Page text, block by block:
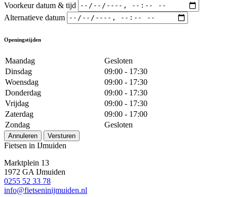
Voorkeur datum & tijd
Alternatieve datum
Openingstijden
Maandag
Gesloten
Dinsdag
09:00 - 17:30
Woensdag
09:00 - 17:30
Donderdag
09:00 - 17:30
Vrijdag
09:00 - 17:30
Zaterdag
09:00 - 17:00
Zondag
Gesloten
Annuleren Versturen
Fietsen in IJmuiden
Marktplein 13
1972 GA IJmuiden
0255 52 33 78
info@fietseninijmuiden.nl